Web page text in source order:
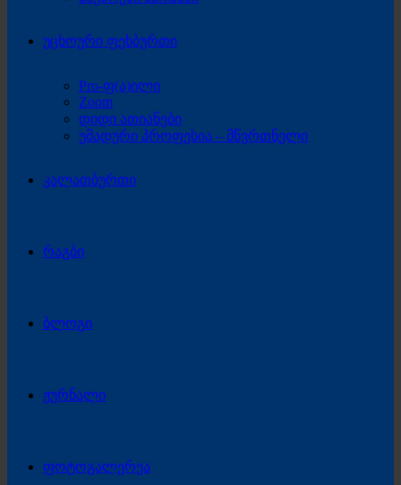
უცხოური ფეხბურთი
Pro-ფ(ა)ილი
Zoom
დიდი ათიანები
უმადური პროფესია – მწვრთნელი
კალათბურთი
რაგბი
ბლოგი
ჟურნალი
ფოტოგალერეა